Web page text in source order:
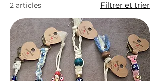
2 articles Filtrer et trier